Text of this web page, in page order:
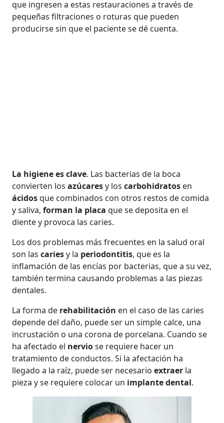
que ingresen a estas restauraciones a través de
pequeñas filtraciones o roturas que pueden
producirse sin que el paciente se dé cuenta.
La higiene es clave. Las bacterias de la boca
convierten losazúcaresy loscarbohidratos en
ácidosque combinados con otros restos de comida
y saliva,forman la placaque se deposita en el
diente y provoca las caries.
Los dos problemas más frecuentes en la salud oral
son lascariesy la periodontitis, que es la
inflamación de las encías por bacterias, que a su vez,
también termina causando problemas a las piezas
dentales.
La forma de rehabilitación en el caso de las caries
depende del daño, puede ser un simple calce, una
incrustación o una corona de porcelana. Cuando se
ha afectado el nerviose requiere hacer un
tratamiento de conductos. Si la afectación ha
llegado a la raíz, puede ser necesarioextraer la
pieza y se requiere colocar un implante dental.